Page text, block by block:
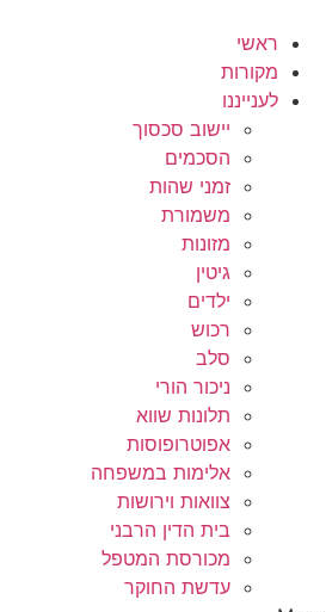
לתוכן
ראשי
מקורות
לענייננו
יישוב סכסוך
הסכמים
זמני שהות
משמורת
מזונות
גיטין
ילדים
רכוש
סלב
ניכור הורי
תלונות שווא
אפוטרופוסות
אלימות במשפחה
צוואות וירושות
בית הדין הרבני
מכורסת המטפל
עדשת החוקר